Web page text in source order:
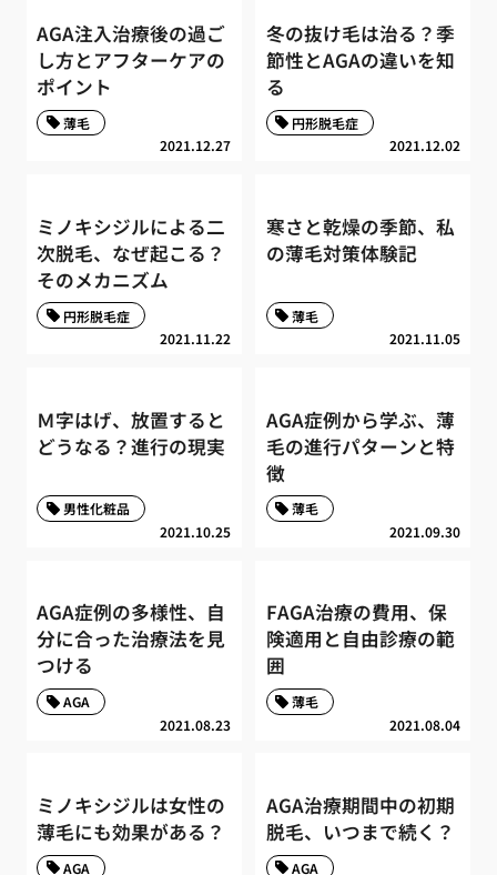
AGA注入治療後の過ご
し方とアフターケアの
ポイント
2021.12.27
薄毛
冬の抜け毛は治る？季
節性とAGAの違いを知
る
2021.12.02
円形脱毛症
ミノキシジルによる二
次脱毛、なぜ起こる？
そのメカニズム
2021.11.22
円形脱毛症
寒さと乾燥の季節、私
の薄毛対策体験記
2021.11.05
薄毛
Ｍ字はげ、放置すると
どうなる？進行の現実
2021.10.25
男性化粧品
AGA症例から学ぶ、薄
毛の進行パターンと特
徴
2021.09.30
薄毛
AGA症例の多様性、自
分に合った治療法を見
つける
2021.08.23
AGA
FAGA治療の費用、保
険適用と自由診療の範
囲
2021.08.04
薄毛
ミノキシジルは女性の
薄毛にも効果がある？
AGA
AGA治療期間中の初期
脱毛、いつまで続く？
AGA